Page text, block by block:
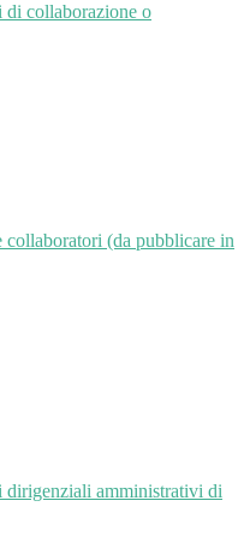
collaborazione o
collaboratori (da pubblicare in
amministrativi di